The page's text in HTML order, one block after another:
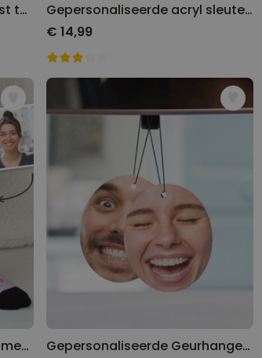
Gepersonaliseerd retro tekst t-shirt
Gepersonaliseerde acryl sleutelhanger met foto en tekst
€ 14,99
Gepersonaliseerde Sokken met Foto Gezicht Thema
Gepersonaliseerde Geurhanger met Gezicht set van 2